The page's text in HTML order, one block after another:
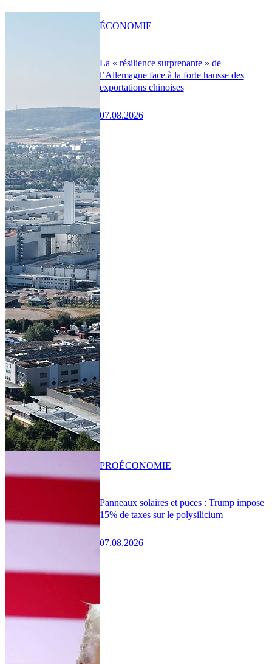
La « résilience surprenante » de
l’Allemagne face à la forte hausse des
exportations chinoises
07.08.2026
ÉCONOMIE
Panneaux solaires et puces : Trump impose
15% de taxes sur le polysilicium
07.08.2026
PROÉCONOMIE